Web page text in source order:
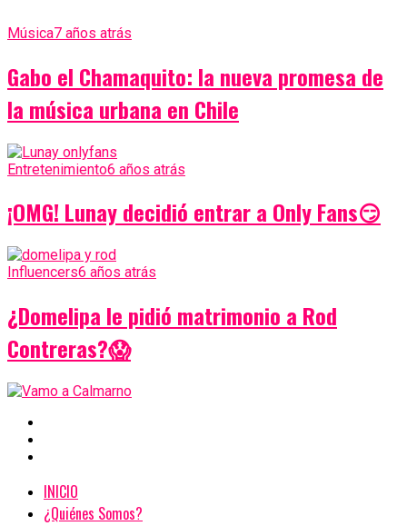
Música7 años atrás
Gabo el Chamaquito: la nueva promesa de
la música urbana en Chile
Entretenimiento6 años atrás
¡OMG! Lunay decidió entrar a Only Fans😏
Influencers6 años atrás
¿Domelipa le pidió matrimonio a Rod
Contreras?😱
INICIO
¿Quiénes Somos?